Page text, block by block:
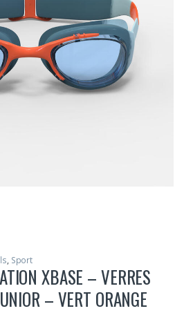
, Sport
XBASE – VERRES
– VERT ORANGE